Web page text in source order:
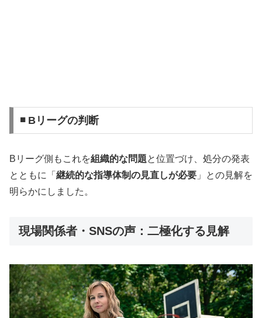
◾ Bリーグの判断
Bリーグ側もこれを組織的な問題と位置づけ、処分の発表
とともに「 継続的な指導体制の見直しが必要 」との見解を
明らかにしました。
現場関係者・SNSの声：二極化する見解